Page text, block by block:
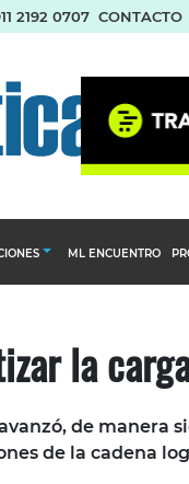
2192 0707 CONTACTO
Almacenes e inventarios
y distribución
ML ENCUENTRO
la
de manera
de la cadena